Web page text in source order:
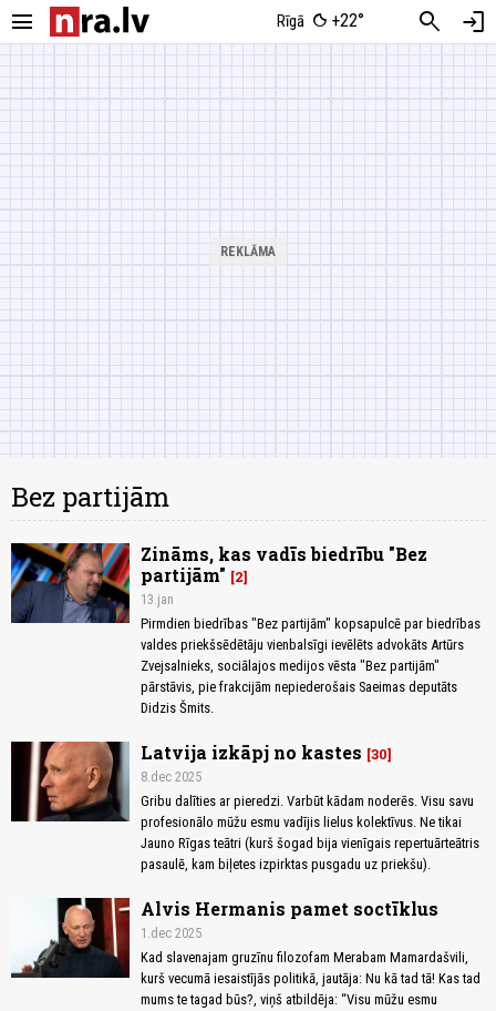
menu Rīgā +22° search login
Bez partijām
Zināms, kas vadīs biedrību "Bez
partijām"
2
13.jan
Pirmdien biedrības "Bez partijām" kopsapulcē par biedrības
valdes priekšsēdētāju vienbalsīgi ievēlēts advokāts Artūrs
Zvejsalnieks, sociālajos medijos vēsta "Bez partijām"
pārstāvis, pie frakcijām nepiederošais Saeimas deputāts
Didzis Šmits.
Latvija izkāpj no kastes 30
8.dec 2025
Gribu dalīties ar pieredzi. Varbūt kādam noderēs. Visu savu
profesionālo mūžu esmu vadījis lielus kolektīvus. Ne tikai
Jauno Rīgas teātri (kurš šogad bija vienīgais repertuārteātris
pasaulē, kam biļetes izpirktas pusgadu uz priekšu).
Alvis Hermanis pamet soctīklus
1.dec 2025
Kad slavenajam gruzīnu filozofam Merabam Mamardašvili,
kurš vecumā iesaistījās politikā, jautāja: Nu kā tad tā! Kas tad
mums te tagad būs?, viņš atbildēja: “Visu mūžu esmu